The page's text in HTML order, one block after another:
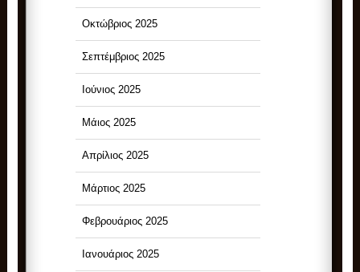
Οκτώβριος 2025
Σεπτέμβριος 2025
Ιούνιος 2025
Μάιος 2025
Απρίλιος 2025
Μάρτιος 2025
Φεβρουάριος 2025
Ιανουάριος 2025